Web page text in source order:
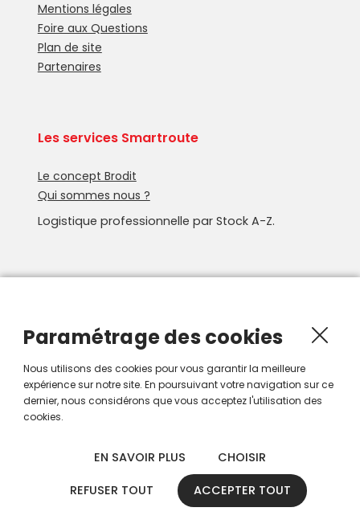
Mentions légales
Foire aux Questions
Plan de site
Partenaires
Les services Smartroute
Le concept Brodit
Qui sommes nous ?
Logistique professionnelle par Stock A-Z.
Recevoir les nouveautés Smartroute par e-mail.
Paramétrage des cookies
Nous utilisons des cookies pour vous garantir la meilleure
expérience sur notre site. En poursuivant votre navigation sur ce
dernier, nous considérons que vous acceptez l'utilisation des
cookies.
EN SAVOIR PLUS CHOISIR
REFUSER TOUT ACCEPTER TOUT